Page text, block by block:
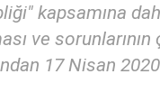
kapsamına
ve
17 Nisan 2020